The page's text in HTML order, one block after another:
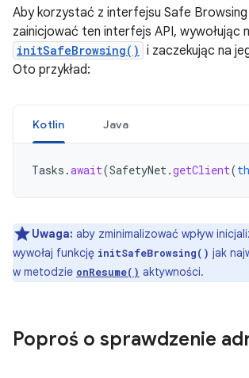
Aby korzystać z interfejsu Safe Browsing
zainicjować ten interfejs API, wywołując
initSafeBrowsing() i zaczekując na
Oto przykład:
Kotlin Java
Tasks .await(SafetyNet.getClient(
Uwaga: aby zminimalizować wpływ
wywołaj funkcję initSafeBrowsing() jak
w metodzie onResume() aktywności.
Poproś o sprawdzenie